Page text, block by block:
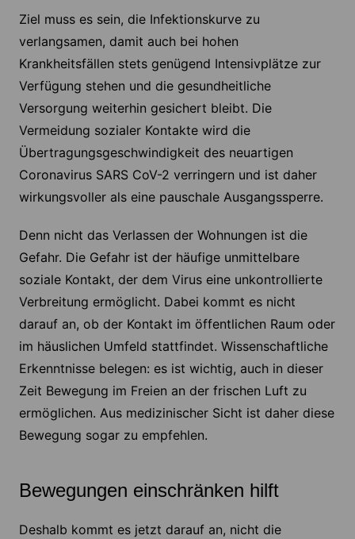
Ziel muss es sein, die Infektionskurve zu
verlangsamen, damit auch bei hohen
Krankheitsfällen stets genügend Intensivplätze zur
Verfügung stehen und die gesundheitliche
Versorgung weiterhin gesichert bleibt. Die
Vermeidung sozialer Kontakte wird die
Übertragungsgeschwindigkeit des neuartigen
Coronavirus SARS­ CoV-2 verringern und ist daher
wirkungsvoller als eine pauschale Ausgangssperre.
Denn nicht das Verlassen der Wohnungen ist die
Gefahr. Die Gefahr ist der häufige unmittelbare
soziale Kontakt, der dem Virus eine unkontrollierte
Verbreitung ermöglicht. Dabei kommt es nicht
darauf an, ob der Kontakt im öffentlichen Raum oder
im häuslichen Umfeld stattfindet. Wissenschaftliche
Erkenntnisse belegen: es ist wichtig, auch in dieser
Zeit Bewegung im Freien an der frischen Luft zu
ermöglichen. Aus medizinischer Sicht ist daher diese
Bewegung sogar zu empfehlen.
Bewegungen einschränken hilft
Deshalb kommt es jetzt darauf an, nicht die